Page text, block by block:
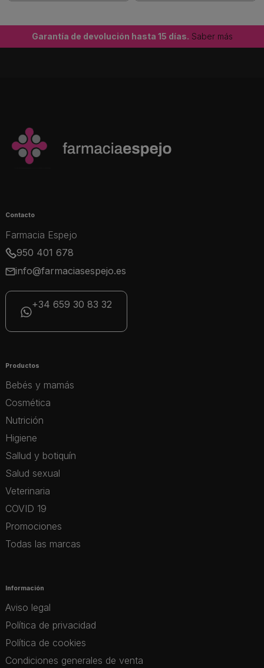
Garantía de devolución hasta 15 días. Saber más
Contacto
Farmacia Espejo
950 401 678
info@farmaciasespejo.es
+34 659 30 83 32
Productos
Bebés y mamás
Cosmética
Nutrición
Higiene
Sallud y botiquín
Salud sexual
Veterinaria
COVID 19
Promociones
Todas las marcas
Información
Aviso legal
Política de privacidad
Política de cookies
Condiciones generales de venta